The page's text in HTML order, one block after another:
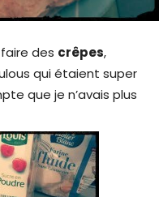
des crêpes,
qui étaient super
que je n’avais plus